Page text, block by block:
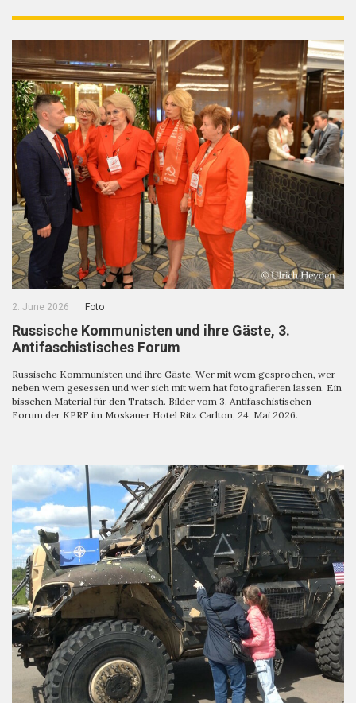
2. June 2026 Foto
Russische Kommunisten und ihre Gäste, 3.
Antifaschistisches Forum
Russische Kommunisten und ihre Gäste. Wer mit wem gesprochen, wer
neben wem gesessen und wer sich mit wem hat fotografieren lassen. Ein
bisschen Material für den Tratsch. Bilder vom 3. Antifaschistischen
Forum der KPRF im Moskauer Hotel Ritz Carlton, 24. Mai 2026.